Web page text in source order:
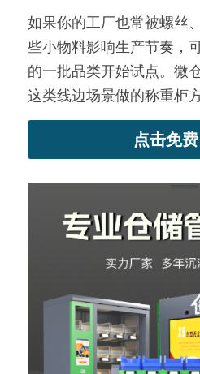
如果你的工厂也常被螺丝
些小物料影响生产节奏，
的一批品类开始试点。微
这类线边场景做的称重柜方
点击免